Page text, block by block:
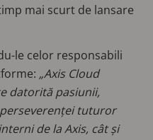
mai scurt de lansare
le celor responsabili
„Axis Cloud
datorită pasiunii,
tuturor
de la Axis, cât și